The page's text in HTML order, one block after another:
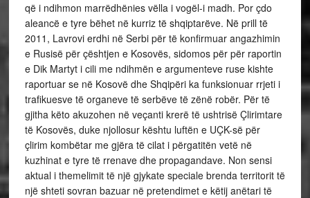
që i ndihmon marrëdhënies vëlla i vogël-i madh. Por çdo
aleancë e tyre bëhet në kurriz të shqiptarëve. Në prill të
2011, Lavrovi erdhi në Serbi për të konfirmuar angazhimin
e Rusisë për çështjen e Kosovës, sidomos për për raportin
e Dik Martyt i cili me ndihmën e argumenteve ruse kishte
raportuar se në Kosovë dhe Shqipëri ka funksionuar rrjeti i
trafikuesve të organeve të serbëve të zënë robër. Për të
gjitha këto akuzohen në veçanti krerë të ushtrisë Çlirimtare
të Kosovës, duke njollosur kështu luftën e UÇK-së për
çlirim kombëtar me gjëra të cilat i përgatitën vetë në
kuzhinat e tyre të rrenave dhe propagandave. Non sensi
aktual i themelimit të një gjykate speciale brenda territorit të
një shteti sovran bazuar në pretendimet e këtij anëtari të